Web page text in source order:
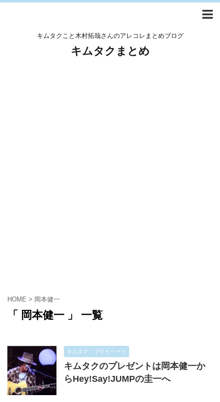
キムタクこと木村拓哉さんのアレコレまとめブログ
キムタクまとめ
HOME > 岡本健一
「 岡本健一 」 一覧
キムタク プライベート
キムタクのプレゼントは岡本健一か
らHey!Say!JUMPの圭一へ